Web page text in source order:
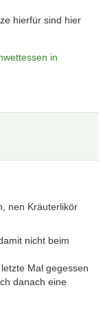
hierfür sind hier
in
nen Kräuterlikör
nicht beim
Mal gegessen
danach eine